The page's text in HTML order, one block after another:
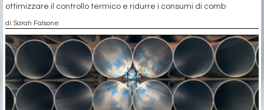
ottimizzare il controllo termico e ridurre i consumi di comb
di Sarah Falsone